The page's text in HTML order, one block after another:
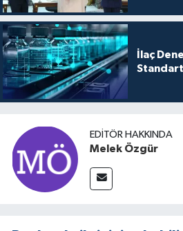
İlaç
EDITÖR HAKKINDA
Melek Özgür